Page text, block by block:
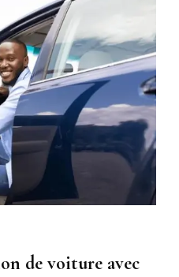
de voiture avec